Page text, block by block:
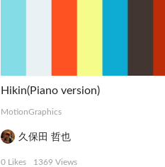
Hikin(Piano version)
MotionGraphics
久保田 哲也
0 Likes 1369 Views